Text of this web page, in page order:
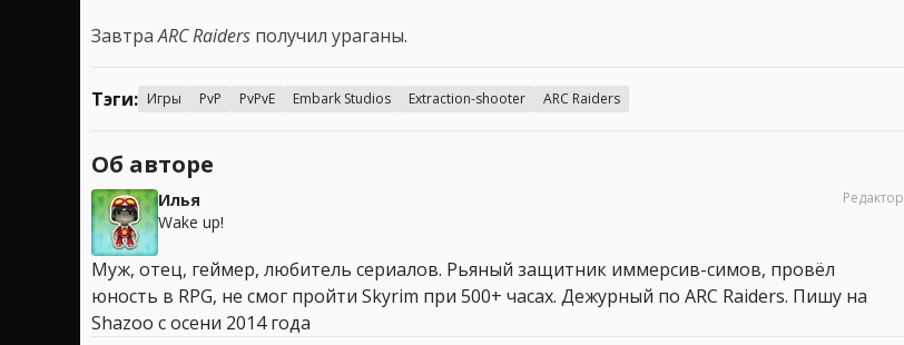
ЗавтраARC Raiders получил ураганы.
Тэги: Игры PvP PvPvE Embark Studios Extraction-shooter ARC Raiders
Об авторе
Илья
Wake up!
Редактор
Муж, отец, геймер, любитель сериалов. Рьяный защитник иммерсив-симов, провёл
юность в RPG, не смог пройти Skyrim при 500+ часах. Дежурный по ARC Raiders. Пишу на
Shazoo с осени 2014 года